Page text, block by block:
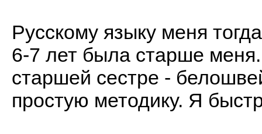
Русскому языку меня
6-7 лет была старше
старшей сестре -
простую методику. Я